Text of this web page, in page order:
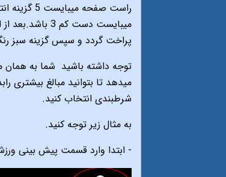
راست
میبایست دست
پراخت گردد و سپس گزینه سبز
توجه داشته باشید شما به همان
میدهد تا بتوانید مبالغ بیشتری رابدست بیاورید و تنها 48
شرطبندی انتخاب کنید.
به مثال زیر توجه کنید.
- ابتدا وارد قسمت پیش بینی